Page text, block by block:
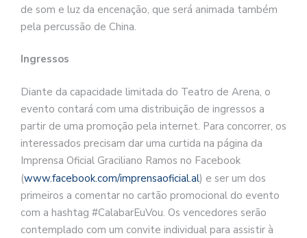
de som e luz da encenação, que será animada também
pela percussão de China.
Ingressos
Diante da capacidade limitada do Teatro de Arena, o
evento contará com uma distribuição de ingressos a
partir de uma promoção pela internet. Para concorrer, os
interessados precisam dar uma curtida na página da
Imprensa Oficial Graciliano Ramos no Facebook
(www.facebook.com/imprensaoficial.al) e ser um dos
primeiros a comentar no cartão promocional do evento
com a hashtag #CalabarEuVou. Os vencedores serão
contemplado com um convite individual para assistir à